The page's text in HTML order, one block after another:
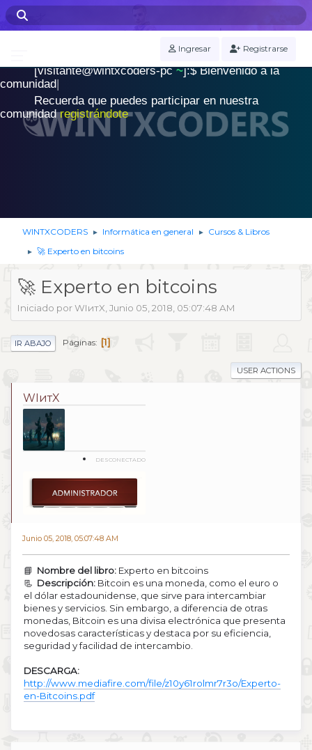
Ingresar Registrarse
WINTXCODERS Terminal
[visitante@wintxcoders-pc~]:$ .
Bienvenido a la
comunidad|
Recuerda que puedes participar en nuestra
comunidadregistrándote
WINTXCODERS ► Informática en general ► Cursos & Libros
► 🚀 Experto en bitcoins
🚀 Experto en bitcoins
Iniciado por WIитX, Junio 05, 2018, 05:07:48 AM
IR ABAJO Páginas 1
USER ACTIONS
WIитX
DESCONECTADO
Junio 05, 2018, 05:07:48 AM
📘 Nombre del libro: Experto en bitcoins
📃 Descripción: Bitcoin es una moneda, como el euro o
el dólar estadounidense, que sirve para intercambiar
bienes y servicios. Sin embargo, a diferencia de otras
monedas, Bitcoin es una divisa electrónica que presenta
novedosas características y destaca por su eficiencia,
seguridad y facilidad de intercambio.
DESCARGA:
http://www.mediafire.com/file/z10y61rolmr7r3o/Experto-
en-Bitcoins.pdf